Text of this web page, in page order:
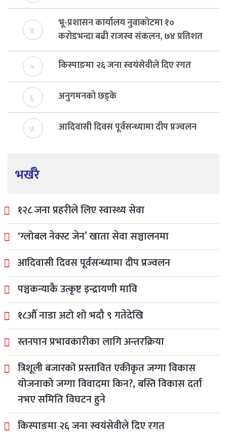
४
भू-प्रशासन कार्यालय नुवाकोटमा १०
करोडभन्दा बढी राजस्व संकलन, ७४ प्रतिशत
बेरुजु फर्छयौट
५ किस्पाङमा २६ जना स्वयंसेवीले दिए रगत
६ अनुगमनको छड्के
७ आदिवासी दिवस पूर्वसन्ध्यामा दीप प्रज्वलन
भर्खरै
१२८ जना प्रहरीले लिए स्वास्थ्य सेवा
‘ग्लोबल नेक्स्ट जेन’ खाता सेवा सञ्चालनमा
आदिवासी दिवस पूर्वसन्ध्यामा दीप प्रज्वलन
पञ्चकन्याकै उत्कृष्ट इन्द्रायणी मावि
१८औँ नाडा अटो शो भदौ ९ गतेदेखि
स्तनपान प्रभावकारीका लागि अन्तरक्रिया
त्रिशूली बजारको प्रस्तावित एकीकृत जग्गा विकास
योजनाको जग्गा विवादमा किन?, बस्ति विकास दर्ता
नभए समिति विघटन हुने
किस्पाङमा २६ जना स्वयंसेवीले दिए रगत